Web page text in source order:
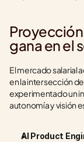
gana en el
El mercado salarial
en la intersección
experimentado un
autonomía y visión
AI Product